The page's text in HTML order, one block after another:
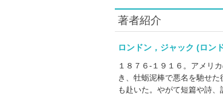
著者紹介
ロンドン，ジャック (ロ
１８７６‐１９１６。アメリ
き、牡蛎泥棒で悪名を馳せ
も赴いた。やがて短篇や詩